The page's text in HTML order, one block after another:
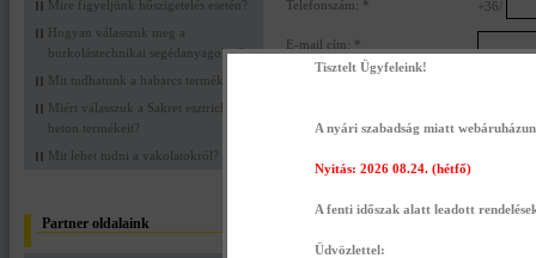
Mire figyeljünk hőszigetelés esetén?
Hogyan válasszuk meg a
burkolástechnikai segédanyagokat?
Mit tudhatunk a habarcs termékekről?
Miért válasszuk a Sakret esztrich
beton termékeit?
Mit lehet tudni a vakolatokról?
Partner oldalaink
Telefonszám: * +36/
E-mail cím: *
Tisztelt Ügyfeleink!
A nyári szabadság miatt
Nyitás: 2026 08.24. (hétfő)
A fenti időszak alatt leadott
Üdvözlettel: